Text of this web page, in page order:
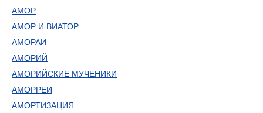
АМОР
АМОР И ВИАТОР
АМОРАИ
АМОРИЙ
АМОРИЙСКИЕ МУЧЕНИКИ
АМОРРЕИ
АМОРТИЗАЦИЯ